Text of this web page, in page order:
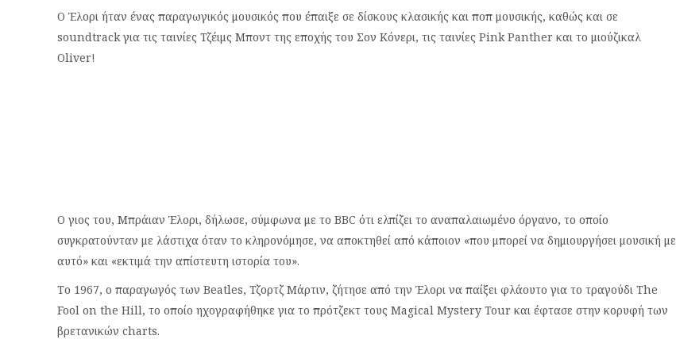
Ο Έλορι ήταν ένας παραγωγικός μουσικός που έπαιξε σε δίσκους κλασικής και ποπ μουσικής, καθώς και σε
soundtrack για τις ταινίες Τζέιμς Μποντ της εποχής του Σον Κόνερι, τις ταινίες Pink Panther και το μιούζικαλ
Oliver!
Ο γιος του, Μπράιαν Έλορι, δήλωσε, σύμφωνα με το BBC ότι ελπίζει το αναπαλαιωμένο όργανο, το οποίο
συγκρατούνταν με λάστιχα όταν το κληρονόμησε, να αποκτηθεί από κάποιον «που μπορεί να δημιουργήσει μουσική με
αυτό» και «εκτιμά την απίστευτη ιστορία του».
Το 1967, ο παραγωγός των Beatles, Τζορτζ Μάρτιν, ζήτησε από την Έλορι να παίξει φλάουτο για το τραγούδι The
Fool on the Hill, το οποίο ηχογραφήθηκε για το πρότζεκτ τους Magical Mystery Tour και έφτασε στην κορυφή των
βρετανικών charts.